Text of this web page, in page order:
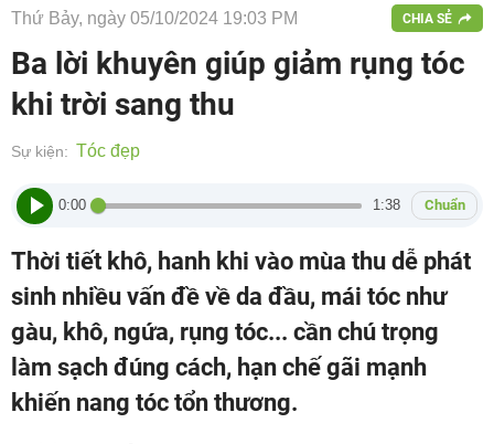
Thứ Bảy, ngày 05/10/2024 19:03 PM CHIA SẺ
Ba lời khuyên giúp giảm rụng tóc
khi trời sang thu
Sự kiện: Tóc đẹp
0:00 1:38 Chuẩn
Thời tiết khô, hanh khi vào mùa thu dễ phát
sinh nhiều vấn đề về da đầu, mái tóc như
gàu, khô, ngứa, rụng tóc... cần chú trọng
làm sạch đúng cách, hạn chế gãi mạnh
khiến nang tóc tổn thương.